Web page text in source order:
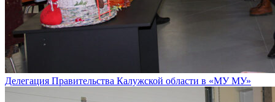
Делегация Правительства Калужской области в «МУ МУ»